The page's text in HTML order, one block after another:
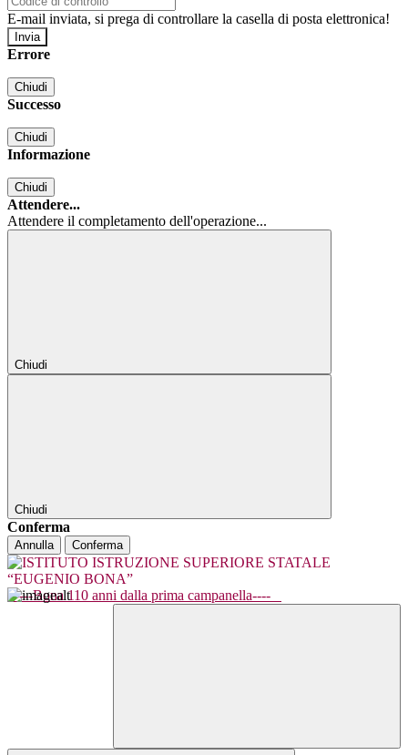
E-mail inviata, si prega di controllare la casella di posta elettronica!
Errore
Chiudi
Successo
Chiudi
Informazione
Chiudi
Attendere...
Attendere il completamento dell'operazione...
Chiudi
Chiudi
Conferma
Annulla Conferma
----Bona 110 anni dalla prima campanella----